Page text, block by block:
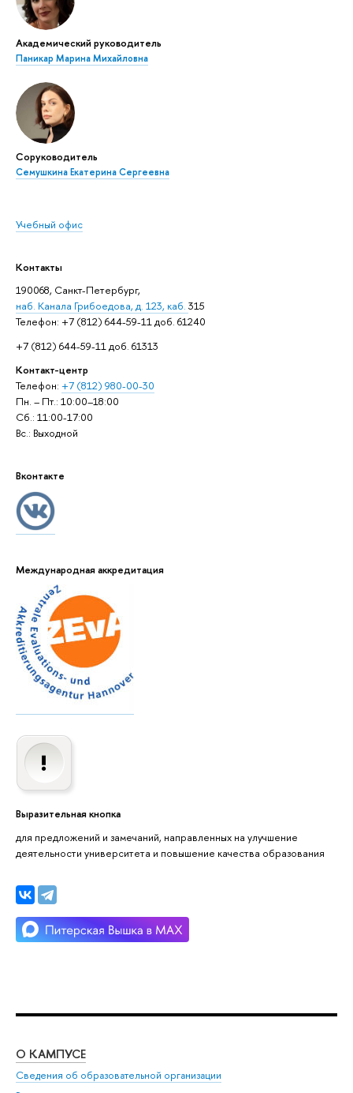
Академический руководитель
Паникар Марина Михайловна
Соруководитель
Семушкина Екатерина Сергеевна
Учебный офис
Контакты
190068, Санкт-Петербург,
наб. Канала Грибоедова, д. 123, каб. 315
Телефон: +7 (812) 644-59-11 доб. 61240
+7 (812) 644-59-11 доб. 61313
Контакт-центр
Телефон: +7 (812) 980-00-30
Пн. – Пт.: 10:00–18:00
Сб.: 11:00-17:00
Вс.: Выходной
Вконтакте
Международная аккредитация
Выразительная кнопка
для предложений и замечаний, направленных на улучшение
деятельности университета и повышение качества образования
О КАМПУСЕ
Сведения об образовательной организации